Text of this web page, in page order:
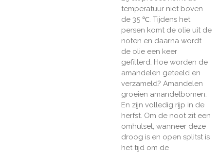
temperatuur niet boven
de 35 ℃. Tijdens het
persen komt de olie uit de
noten en daarna wordt
de olie een keer
gefilterd. Hoe worden de
amandelen geteeld en
verzameld? Amandelen
groeien amandelbomen.
En zijn volledig rijp in de
herfst. Om de noot zit een
omhulsel, wanneer deze
droog is en open splitst is
het tijd om de